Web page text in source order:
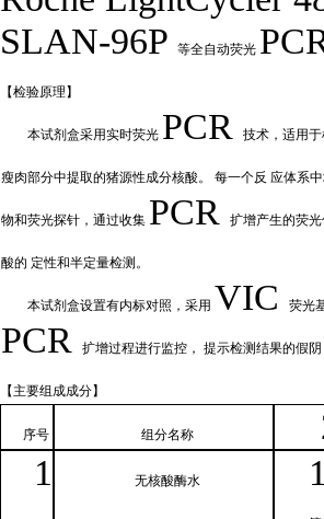
SLAN-96P等全自动荧光
【检验原理】
本试剂盒采用实时荧光 PCR 技术，适用
瘦肉部分中提取的猪源性成分核酸。 每一个反 应体系
物和荧光探针，通过收集 PCR 扩增产生的荧
酸的 定性和半定量检测。
本试剂盒设置有内标对照，采用 VIC 荧光
PCR 扩增过程进行监控， 提示检测结果的假阴
【主要组 成成分】
序号 组分名称
1 无核酸酶水